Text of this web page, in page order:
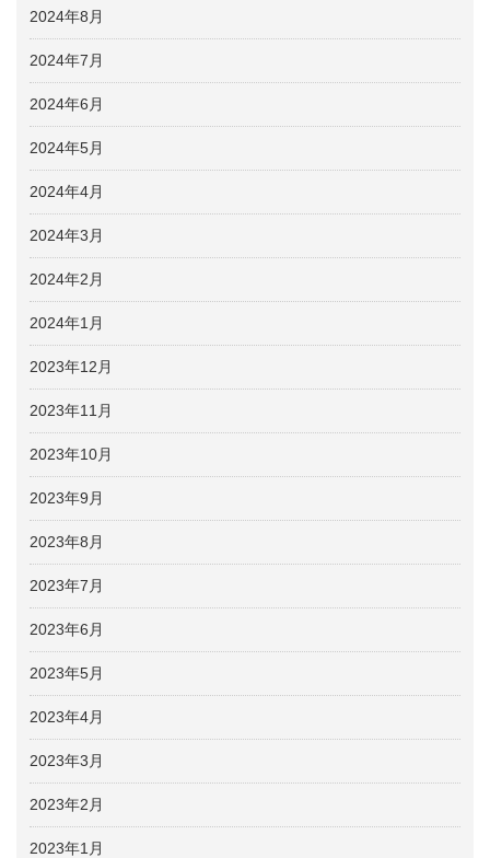
2024年8月
2024年7月
2024年6月
2024年5月
2024年4月
2024年3月
2024年2月
2024年1月
2023年12月
2023年11月
2023年10月
2023年9月
2023年8月
2023年7月
2023年6月
2023年5月
2023年4月
2023年3月
2023年2月
2023年1月